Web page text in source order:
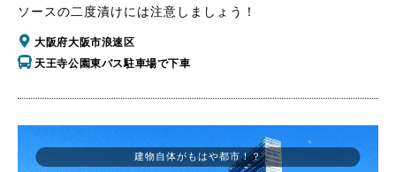
ソースの二度漬けには注意しましょう！
大阪府大阪市浪速区
天王寺公園東バス駐車場で下車
建物自体がもはや都市！？